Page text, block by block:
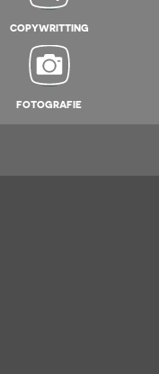
COPYWRITTING
FOTOGRAFIE